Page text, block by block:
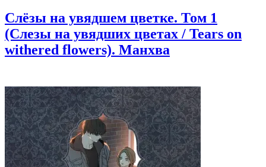
Слёзы на увядшем цветке. Том 1
(Слезы на увядших цветах / Tears on
withered flowers). Манхва